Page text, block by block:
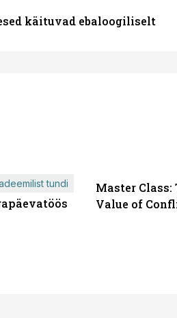
käituvad ebaloogiliselt
tundi
Master Class:
Value of